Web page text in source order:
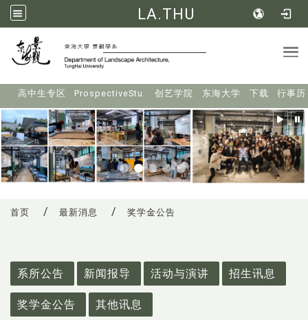
LA.THU
高中生专区 ProspectiveStu. 创艺学院 东海大学 下载 行事历
首页 最新消息 奖学金公告
系所公告
新闻报导 活动与演讲 招生讯息
奖学金公告 其他讯息